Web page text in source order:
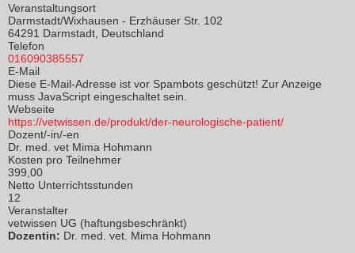
Veranstaltungsort
Darmstadt/Wixhausen - Erzhäuser Str. 102
64291 Darmstadt, Deutschland
Telefon
016090385557
E-Mail
Diese E-Mail-Adresse ist vor Spambots geschützt! Zur Anzeige
muss JavaScript eingeschaltet sein.
Webseite
https://vetwissen.de/produkt/der-neurologische-patient/
Dozent/-in/-en
Dr. med. vet Mima Hohmann
Kosten pro Teilnehmer
399,00
Netto Unterrichtsstunden
12
Veranstalter
vetwissen UG (haftungsbeschränkt)
Dozentin: Dr. med. vet. Mima Hohmann